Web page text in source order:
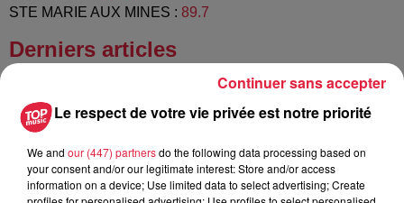
STE MARIE AUX MINES : 89.7
Derniers articles
Le respect de votre vie privée est notre priorité
We and our (447) partnersdo the following data processing based on
your consent and/or our legitimate interest: Store and/or access
information on a device; Use limited data to select advertising; Create
Continuer sans accepter